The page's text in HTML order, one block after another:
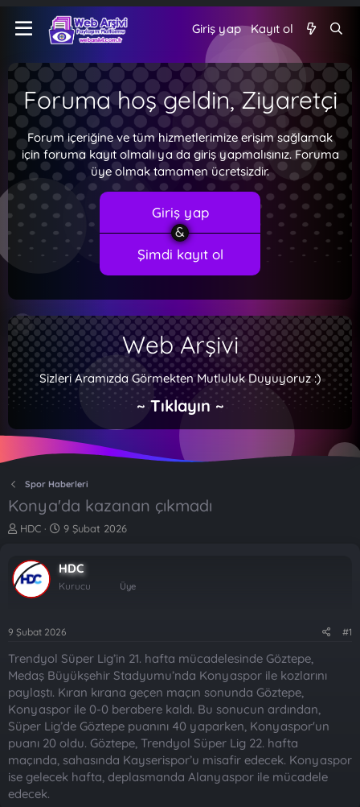
Giriş yap Kayıt ol
Foruma hoş geldin, Ziyaretçi
Forum içeriğine ve tüm hizmetlerimize erişim sağlamak
için foruma kayıt olmalı ya da giriş yapmalısınız. Foruma
üye olmak tamamen ücretsizdir.
Giriş yap
Şimdi kayıt ol
Web Arşivi
Sizleri Aramızda Görmekten Mutluluk Duyuyoruz :)
~ Tıklayın ~
Spor Haberleri
Konya'da kazanan çıkmadı
K
b
u
y
b
ş
l
a
n
HDC
B
l
a
ı
t
a
r
h
i
9 Şubat 2026
HDC
Kurucu Üye
9 Şubat 2026 #1
Trendyol Süper Lig’in 21. hafta mücadelesinde Göztepe,
Medaş Büyükşehir Stadyumu’nda Konyaspor ile kozlarını
paylaştı. Kıran kırana geçen maçın sonunda Göztepe,
Konyaspor ile 0-0 berabere kaldı. Bu sonucun ardından,
Süper Lig’de Göztepe puanını 40 yaparken, Konyaspor'un
puanı 20 oldu. Göztepe, Trendyol Süper Lig 22. hafta
maçında, sahasında Kayserispor’u misafir edecek. Konyaspor
ise gelecek hafta, deplasmanda Alanyaspor ile mücadele
edecek.